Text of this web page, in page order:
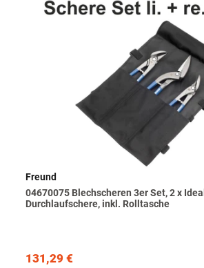
Freund
04670075 Blechscheren 3er Set, 2 x
Durchlaufschere, inkl. Rolltasche
131,29 €